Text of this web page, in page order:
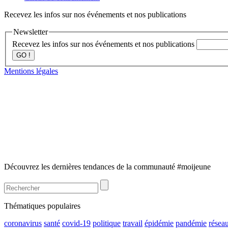
Recevez les infos sur nos événements et nos publications
Newsletter
Recevez les infos sur nos événements et nos publications
GO !
Mentions légales
Découvrez les dernières tendances de la communauté #moijeune
Thématiques populaires
coronavirus santé covid-19 politique travail épidémie pandémie